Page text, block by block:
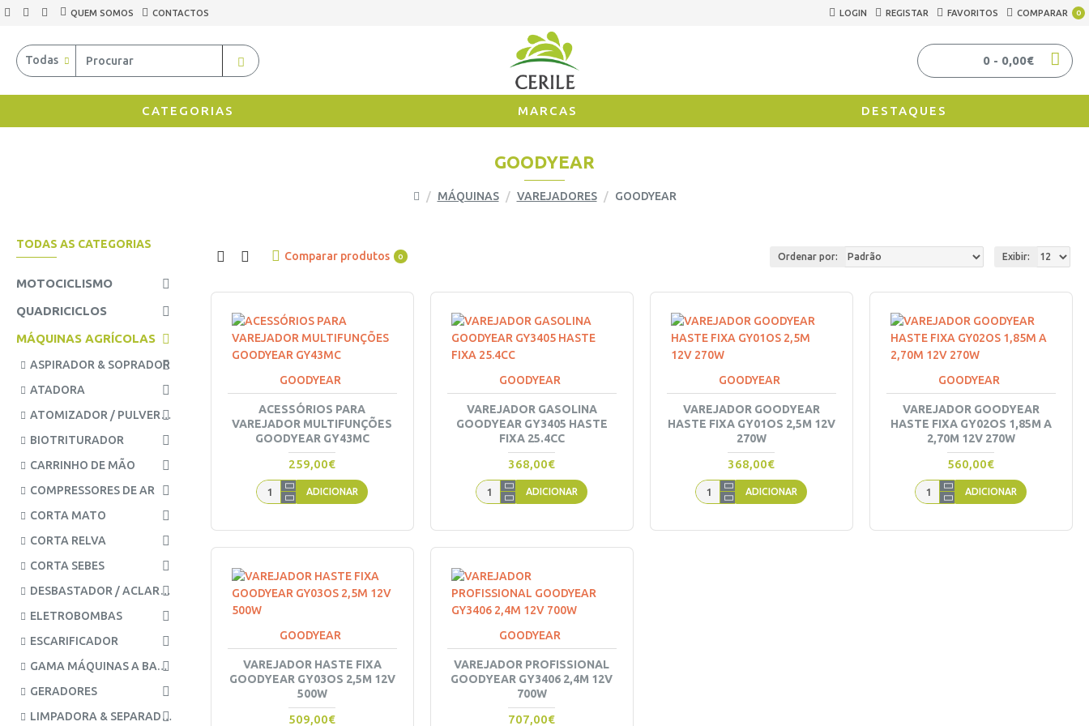
QUEM SOMOS CONTACTOS LOGIN REGISTAR FAVORITOS COMPARAR 0
Todas 0 - 0,00€
CATEGORIAS MARCAS DESTAQUES
MÁQUINAS VAREJADORES GOODYEAR
GOODYEAR
TODAS AS CATEGORIAS
MOTOCICLISMO
QUADRICICLOS
MÁQUINAS AGRÍCOLAS
ASPIRADOR & SOPRADOR
ATADORA
ATOMIZADOR / PULVERIZADOR
BIOTRITURADOR
CARRINHO DE MÃO
COMPRESSORES DE AR
CORTA MATO
CORTA RELVA
CORTA SEBES
DESBASTADOR / ACLAREADOR
ELETROBOMBAS
ESCARIFICADOR
GAMA MÁQUINAS A BATERIA
GERADORES
LIMPADORA & SEPARADORA
Comparar produtos 0 Ordenar por: Exibir:
GOODYEAR
ACESSÓRIOS PARA
VAREJADOR MULTIFUNÇÕES
GOODYEAR GY43MC
259,00€
ADICIONAR
GOODYEAR
VAREJADOR GASOLINA
GOODYEAR GY3405 HASTE
FIXA 25.4CC
368,00€
ADICIONAR
GOODYEAR
VAREJADOR GOODYEAR
HASTE FIXA GY01OS 2,5M 12V
270W
368,00€
ADICIONAR
GOODYEAR
VAREJADOR GOODYEAR
HASTE FIXA GY02OS 1,85M A
2,70M 12V 270W
560,00€
ADICIONAR
GOODYEAR
VAREJADOR HASTE FIXA
GOODYEAR GY03OS 2,5M 12V
500W
509,00€
GOODYEAR
VAREJADOR PROFISSIONAL
GOODYEAR GY3406 2,4M 12V
700W
707,00€